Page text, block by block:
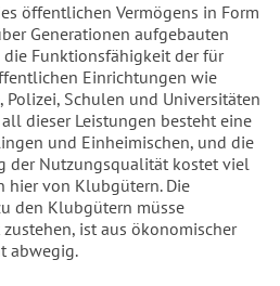
öffentlichen Vermögens in Form
Generationen aufgebauten
Funktionsfähigkeit der für
Einrichtungen wie
Polizei, Schulen und Universitäten
dieser Leistungen besteht eine
und Einheimischen, und die
der Nutzungsqualität kostet viel
hier von Klubgütern. Die
den Klubgütern müsse
ist aus ökonomischer
abwegig.